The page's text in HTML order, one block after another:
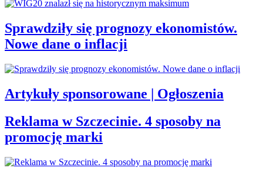
Sprawdziły się prognozy ekonomistów.
Nowe dane o inflacji
Artykuły sponsorowane | Ogłoszenia
Reklama w Szczecinie. 4 sposoby na
promocję marki